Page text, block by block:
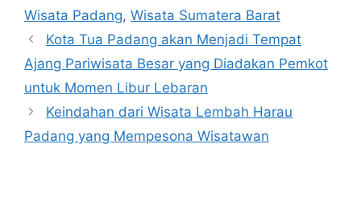
Wisata Padang, Wisata Sumatera Barat
Kota Tua Padang akan Menjadi Tempat
Ajang Pariwisata Besar yang Diadakan Pemkot
untuk Momen Libur Lebaran
Keindahan dari Wisata Lembah Harau
Padang yang Mempesona Wisatawan